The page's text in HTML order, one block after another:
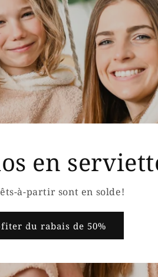
en
à-partir sont en solde!
du rabais de 50%